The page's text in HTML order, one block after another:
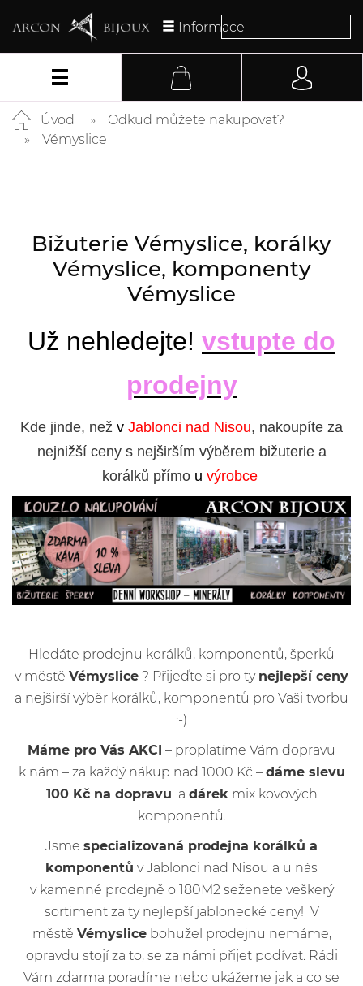
Informace
Úvod
Odkud můžete nakupovat?
Vémyslice
Bižuterie Vémyslice, korálky
Vémyslice, komponenty
Vémyslice
Už nehledejte! vstupte do
prodejny
Kde jinde, než v Jablonci nad Nisou, nakoupíte za
nejnižší ceny s nejširším výběrem bižuterie a
korálků přímo u výrobce
Hledáte prodejnu korálků, komponentů, šperků
v městě Vémyslice ? Přijeďte si pro ty nejlepší ceny
a nejširší výběr korálků, komponentů pro Vaši tvorbu
:-)
Máme pro Vás AKCI – proplatíme Vám dopravu
k nám – za každý nákup nad 1000 Kč – dáme slevu
100 Kč na dopravu a dárek mix kovových
komponentů.
Jsme specializovaná prodejna korálků a
komponentů v Jablonci nad Nisou a u nás
v kamenné prodejně o 180M2 seženete veškerý
sortiment za ty nejlepší jablonecké ceny! V
městě Vémyslicebohužel prodejnu nemáme,
opravdu stojí za to, se za námi přijet podívat. Rádi
Vám zdarma poradíme nebo ukážeme jak a co se